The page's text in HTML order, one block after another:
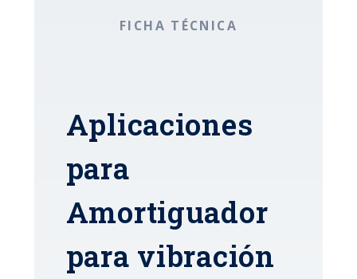
FICHA TÉCNICA
Aplicaciones
para
Amortiguador
para vibración